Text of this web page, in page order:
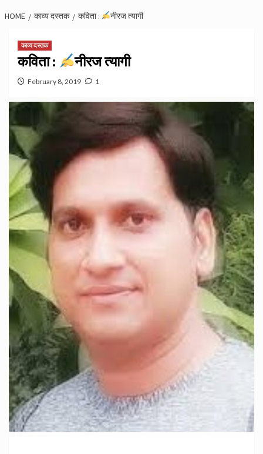
HOME काव्य दस्तक कविता : नीरज त्यागी
काव्य दस्तक
कविता : नीरज त्यागी
February 8, 2019 1